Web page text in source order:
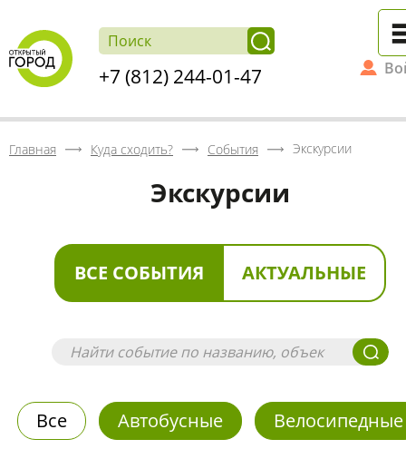
+7 (812) 244-01-47
Главная Куда сходить? События Экскурсии
Экскурсии
ВСЕ СОБЫТИЯ АКТУАЛЬНЫЕ
Все Автобусные Велосипедные